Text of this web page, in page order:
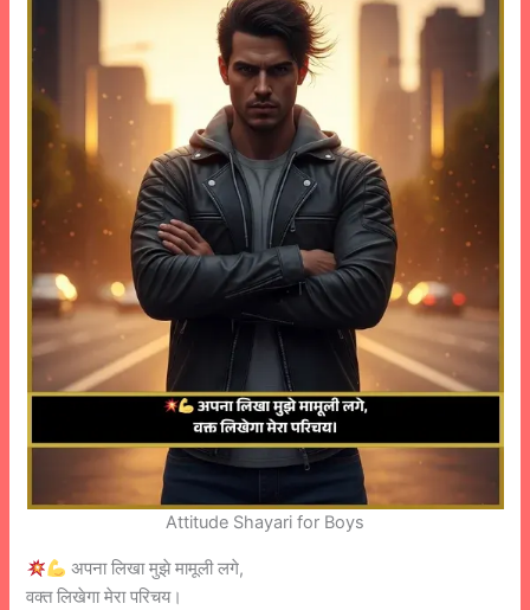
Attitude Shayari for Boys
अपना लिखा मुझे मामूली लगे,
वक्त लिखेगा मेरा परिचय।